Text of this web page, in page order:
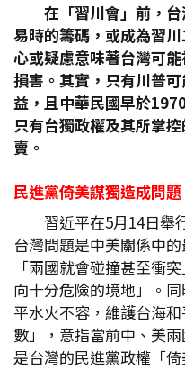
在「習川會」前，
易時的籌碼，或成為習
心或疑慮意味著台灣可
損害。其實，只有川普
益，且中華民國早於
只有台獨政權及其所掌
賣。
民進黨倚美謀獨造成問題
習近平在5月14日舉
台灣問題是中美關係中
「兩國就會碰撞甚至衝
向十分危險的境地」。
平水火不容，維護台海
數」，意指當前中、美
是台灣的民進黨政權「倚